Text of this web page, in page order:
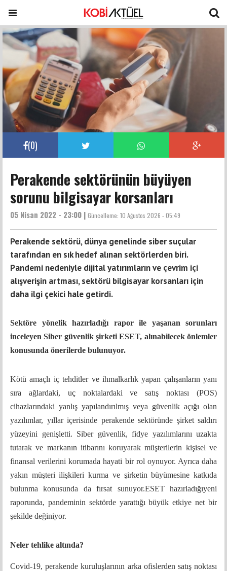
(0)
Perakende sektörünün büyüyen
sorunu bilgisayar korsanları
05 Nisan 2022 - 23:00 | Güncelleme: 10 Ağustos 2026 - 05:49
Perakende sektörü, dünya genelinde siber suçular
tarafından en sık hedef alınan sektörlerden biri.
Pandemi nedeniyle dijital yatırımların ve çevrim içi
alışverişin artması, sektörü bilgisayar korsanları için
daha ilgi çekici hale getirdi.
Sektöre yönelik hazırladığı rapor ile yaşanan sorunları
inceleyen Siber güvenlik şirketi ESET, alınabilecek önlemler
konusunda önerilerde bulunuyor.
Kötü amaçlı iç tehditler ve ihmalkarlık yapan çalışanların yanı
sıra ağlardaki, uç noktalardaki ve satış noktası (POS)
cihazlarındaki yanlış yapılandırılmış veya güvenlik açığı olan
yazılımlar, yıllar içerisinde perakende sektöründe şirket saldırı
yüzeyini genişletti. Siber güvenlik, fidye yazılımlarını uzakta
tutarak ve markanın itibarını koruyarak müşterilerin kişisel ve
finansal verilerini korumada hayati bir rol oynuyor. Ayrıca daha
yakın müşteri ilişkileri kurma ve şirketin büyümesine katkıda
bulunma konusunda da fırsat sunuyor.ESET hazırladığıyeni
raporunda, pandeminin sektörde yarattığı büyük etkiye net bir
şekilde değiniyor.
Neler tehlike altında?
Covid-19, perakende kuruluşlarının arka ofislerden satış noktası